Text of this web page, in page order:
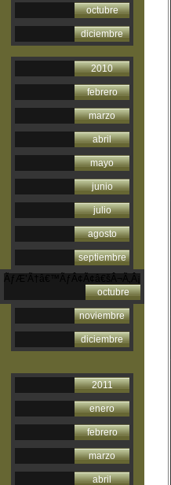
octubre
diciembre
2010
febrero
marzo
abril
mayo
junio
julio
agosto
septiembre
octubre
noviembre
diciembre
2011
enero
febrero
marzo
abril